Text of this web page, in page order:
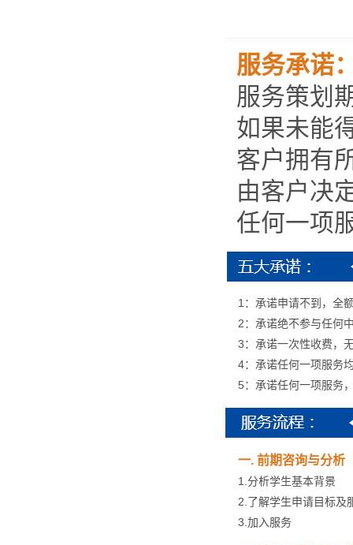
服务承诺
服务策划
如果未能
客户拥有
由客户决
任何一项
1：承诺申请不到，全
2：承诺绝不参与任何
3：承诺一次性收费，
4：承诺任何一项服务
5：承诺任何一项服务
一. 前期咨询与分析
1.分析学生基本背景
2.了解学生申请目标及
3.加入服务